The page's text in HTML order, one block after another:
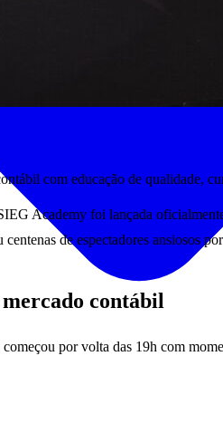
com educação de qualidade,
Academy foi lançada
centenas de espectadores ansiosos
contábil
por volta das 19h com